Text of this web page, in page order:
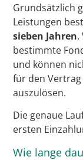
Grundsätzlich
Leistungen
sieben Jahren.
bestimmte
und können
für den
auszulösen.
Die genaue
ersten
Wie lange